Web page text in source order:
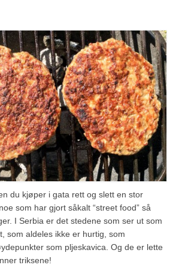
garni
du kjøper i gata rett og slett en stor
som har gjort såkalt “street food” så
I Serbia er det stedene som ser ut som
som aldeles ikke er hurtig, som
som pljeskavica. Og de er lette
triksene!